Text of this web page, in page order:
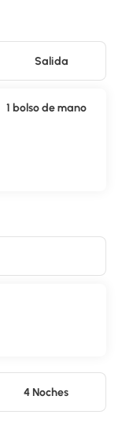
Salida
1 bolso de mano
4 Noches